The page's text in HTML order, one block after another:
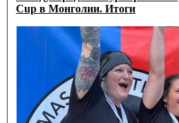
Cup в Монголии. Итоги